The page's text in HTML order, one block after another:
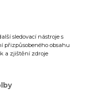
sledovací nástroje s
přizpůsobeného obsahu
a zjištění zdroje
321